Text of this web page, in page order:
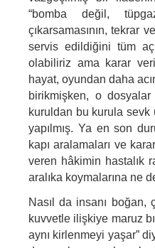
“bomba değil,
çıkarsamasının, tekrar
servis edildiğini tüm
olabiliriz ama karar
hayat, oyundan daha
birikmişken, o
kuruldan bu kurula
yapılmış. Ya en son
kapı aralamaları ve
veren hâkimin hastalık
aralıka koymalarına ne
Nasıl da insanı
kuvvetle ilişkiye maruz
aynı kirlenmeyi yaşar”